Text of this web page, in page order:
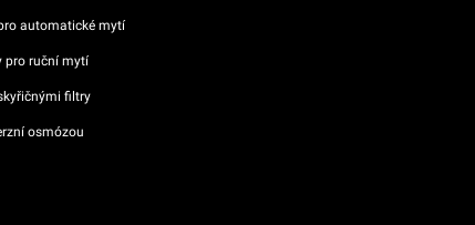
automatické mytí
pro ruční mytí
filtry
osmózou